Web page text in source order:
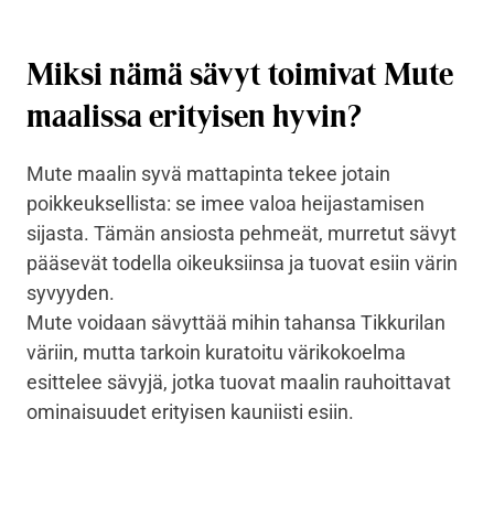
Miksi nämä sävyt toimivat Mute
maalissa erityisen hyvin?
Mute maalin syvä mattapinta tekee jotain
poikkeuksellista: se imee valoa heijastamisen
sijasta. Tämän ansiosta pehmeät, murretut sävyt
pääsevät todella oikeuksiinsa ja tuovat esiin värin
syvyyden.
Mute voidaan sävyttää mihin tahansa Tikkurilan
väriin, mutta tarkoin kuratoitu värikokoelma
esittelee sävyjä, jotka tuovat maalin rauhoittavat
ominaisuudet erityisen kauniisti esiin.